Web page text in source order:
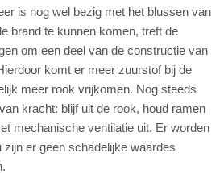
is nog wel bezig met het blussen van
brand te kunnen komen, treft de
om een deel van de constructie van
komt er meer zuurstof bij de
meer rook vrijkomen. Nog steeds
kracht: blijf uit de rook, houd ramen
mechanische ventilatie uit. Er worden
er geen schadelijke waardes